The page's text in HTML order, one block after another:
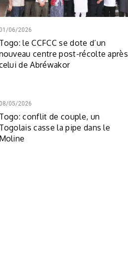
01/06/2026
Togo: le CCFCC se dote d’un
centre post-récolte après
de Abréwakor
08/05/2026
Togo: conflit de couple, un
Togolais casse la pipe dans le
Moline